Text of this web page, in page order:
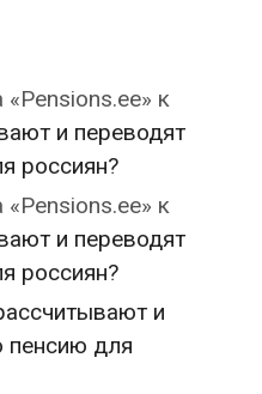
к
и переводят
россиян?
к
и переводят
россиян?
и
пенсию для